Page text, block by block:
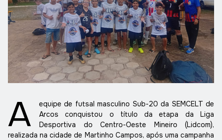
A
equipe de futsal masculino Sub-20 da SEMCELT de
Arcos conquistou o título da etapa da Liga
Desportiva do Centro-Oeste Mineiro (Lidcom),
realizada na cidade de Martinho Campos, após uma campanha